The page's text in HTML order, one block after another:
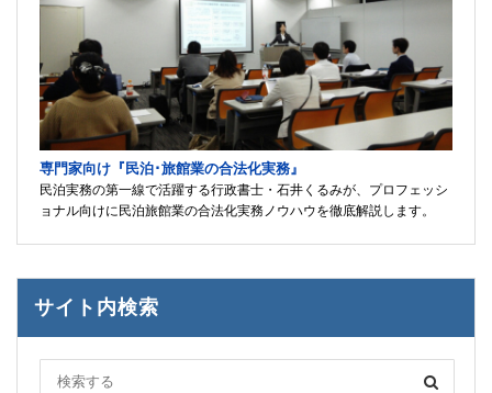
専門家向け『民泊･旅館業の合法化実務』
民泊実務の第一線で活躍する行政書士・石井くるみが、プロフェッシ
ョナル向けに民泊旅館業の合法化実務ノウハウを徹底解説します。
サイト内検索